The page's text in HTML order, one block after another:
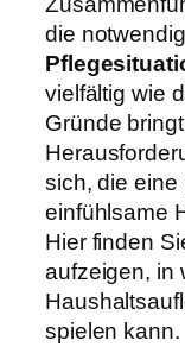
die
vielfältig wie
Gründe
sich, die eine
einfühlsame
Hier finden
aufzeigen, in
spielen kann.